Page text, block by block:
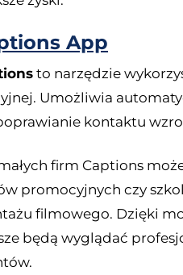
App
to narzędzie
Umożliwia
kontaktu
firm Captions
promocyjnych czy
filmowego. Dzięki
będą wyglądać